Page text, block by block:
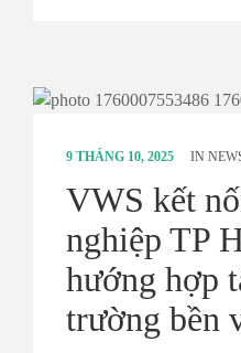
9 THÁNG 10, 2025 IN
VWS kết
nghiệp TP
hướng hợp
trường bền